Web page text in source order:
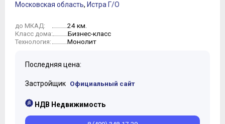
Московская область, Истра Г/О
до МКАД: 24 км.
Класс дома: Бизнес-класс
Технология: Монолит
Последняя цена:
Застройщик Официальный сайт
НДВ Недвижимость